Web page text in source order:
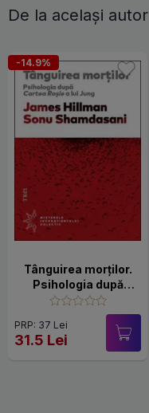
De la același autor
-14.9%
Tânguirea morţilor.
Psihologia după
Cartea Roşie a lui
PRP: 37 Lei
31.5 Lei